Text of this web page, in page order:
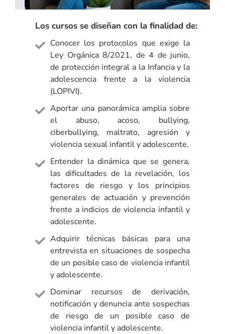
Los cursos se diseñan con la finalidad de:
Conocer los protocolos que exige la
Ley Orgánica 8/2021, de 4 de junio,
de protección integral a la Infancia y la
adolescencia frente a la violencia
(LOPIVI).
Aportar una panorámica amplia sobre
el abuso, acoso, bullying,
ciberbullying, maltrato, agresión y
violencia sexual infantil y adolescente.
Entender la dinámica que se genera,
las dificultades de la revelación, los
factores de riesgo y los principios
generales de actuación y prevención
frente a indicios de violencia infantil y
adolescente.
Adquirir técnicas básicas para una
entrevista en situaciones de sospecha
de un posible caso de violencia infantil
y adolescente.
Dominar recursos de derivación,
notificación y denuncia ante sospechas
de riesgo de un posible caso de
violencia infantil y adolescente.